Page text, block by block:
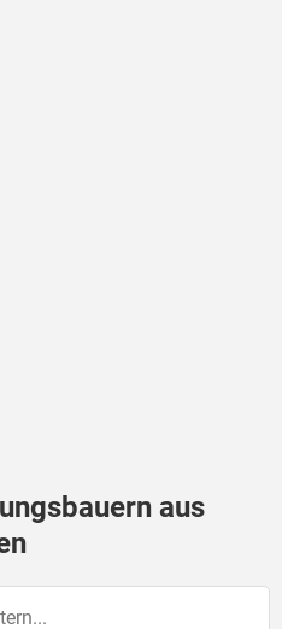
aus